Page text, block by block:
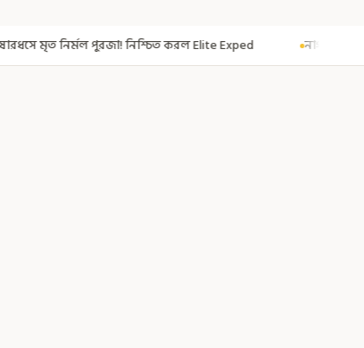
করল Elite Exped নাগরিকত্ব দিতেই CAA! ৩০০ মতুয়াকে